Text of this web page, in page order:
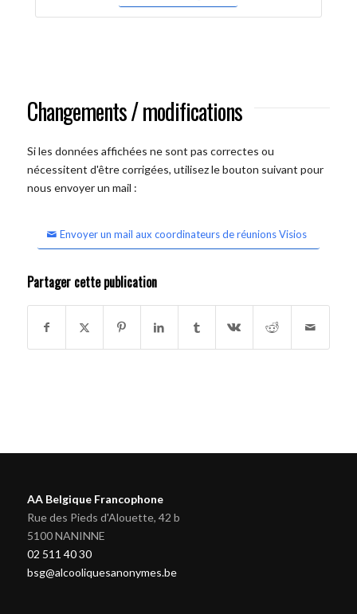
Changements / modifications
Si les données affichées ne sont pas correctes ou
nécessitent d'être corrigées, utilisez le bouton suivant pour
nous envoyer un mail :
Envoyer un mail aux coordinateurs de réunions Visios
Partager cette publication
AA Belgique Francophone
Rue des Pieds d'Alouette, 42 b
5100 NANINNE
02 511 40 30
bsg@alcooliquesanonymes.be